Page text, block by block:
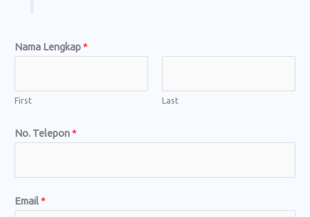
J
a
a
a
a
Nama Lengkap*
First Last
No. Telepon*
Email*